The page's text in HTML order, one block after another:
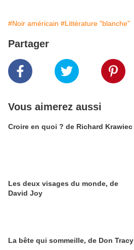
#Noir américain #Littérature "blanche"
Partager
Vous aimerez aussi
Croire en quoi ? de Richard Krawiec
Les deux visages du monde, de
David Joy
La bête qui sommeille, de Don Tracy